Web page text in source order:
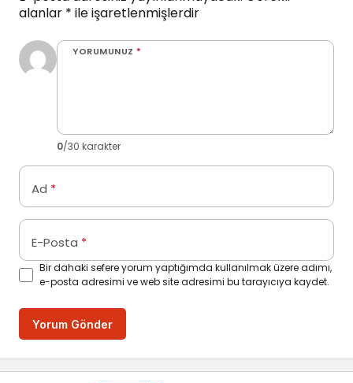
alanlar * ile işaretlenmişlerdir
YORUMUNUZ *
0/30 karakter
Ad *
E-Posta *
Bir dahaki sefere yorum yaptığımda kullanılmak üzere adımı,
e-posta adresimi ve web site adresimi bu tarayıcıya kaydet.
Yorum Gönder